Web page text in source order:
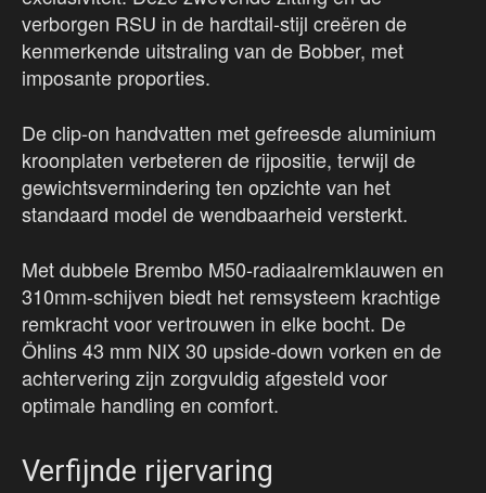
verborgen RSU in de hardtail-stijl creëren de
kenmerkende uitstraling van de Bobber, met
imposante proporties.
De clip-on handvatten met gefreesde aluminium
kroonplaten verbeteren de rijpositie, terwijl de
gewichtsvermindering ten opzichte van het
standaard model de wendbaarheid versterkt.
Met dubbele Brembo M50-radiaalremklauwen en
310mm-schijven biedt het remsysteem krachtige
remkracht voor vertrouwen in elke bocht. De
Öhlins 43 mm NIX 30 upside-down vorken en de
achtervering zijn zorgvuldig afgesteld voor
optimale handling en comfort.
Verfijnde rijervaring